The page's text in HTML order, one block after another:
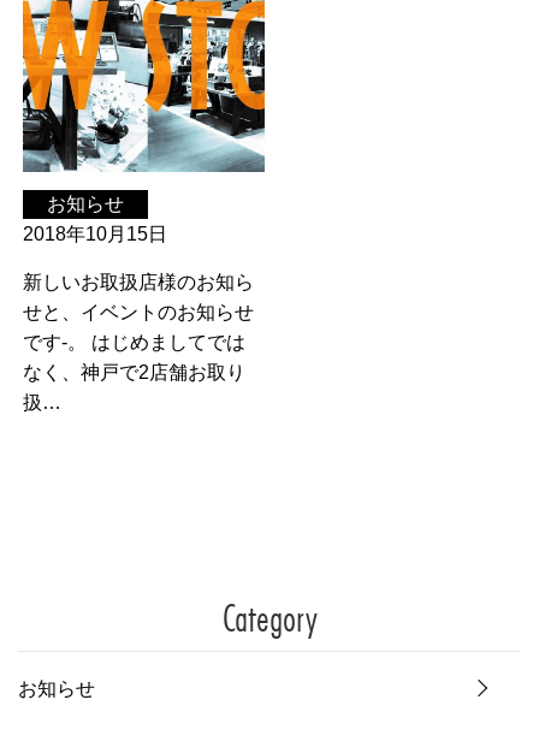
お知らせ
2018年10月15日
新しいお取扱店様のお知ら
せと、イベントのお知らせ
です-。 はじめましてでは
なく、神戸で2店舗お取り
扱…
Category
お知らせ